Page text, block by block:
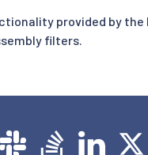
provided by the
filters.